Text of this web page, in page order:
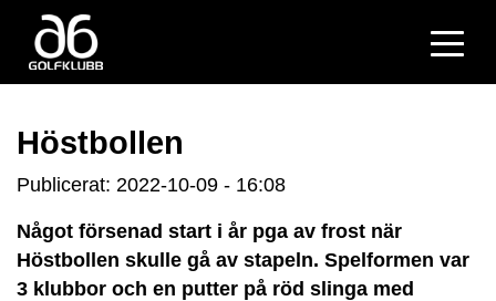
Höstbollen
Publicerat: 2022-10-09 - 16:08
Något försenad start i år pga av frost när
Höstbollen skulle gå av stapeln. Spelformen var
3 klubbor och en putter på röd slinga med